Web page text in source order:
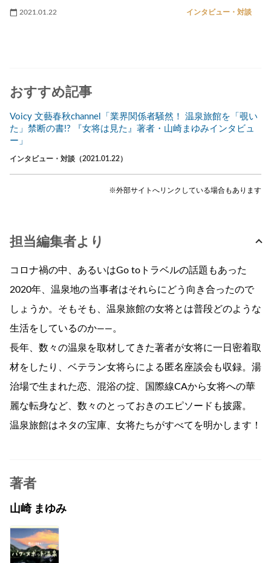
2021.01.22 インタビュー・対談
おすすめ記事
Voicy 文藝春秋channel「業界関係者騒然！ 温泉旅館を「覗い
た」禁断の書!? 『女将は見た』著者・山崎まゆみインタビュ
ー」
インタビュー・対談（2021.01.22）
※外部サイトへリンクしている場合もあります
担当編集者より
コロナ禍の中、あるいはGo toトラベルの話題もあった
2020年、温泉地の当事者はそれらにどう向き合ったので
しょうか。そもそも、温泉旅館の女将とは普段どのような
生活をしているのか――。
長年、数々の温泉を取材してきた著者が女将に一日密着取
材をしたり、ベテラン女将らによる匿名座談会も収録。湯
治場で生まれた恋、混浴の掟、国際線CAから女将への華
麗な転身など、数々のとっておきのエピソードも披露。
温泉旅館はネタの宝庫、女将たちがすべてを明かします！
著者
山崎 まゆみ